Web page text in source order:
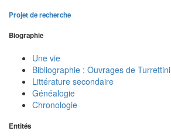
Projet de recherche
Biographie
Une vie
Bibliographie : Ouvrages de Turrettini
Littérature secondaire
Généalogie
Chronologie
Entités